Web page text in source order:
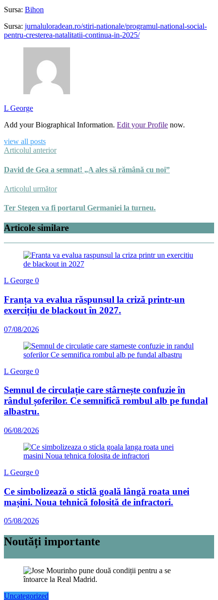
Sursa: Bihon
Sursa: jurnaluloradean.ro/stiri-nationale/programul-national-social-
pentru-cresterea-natalitatii-continua-in-2025/
L George
Add your Biographical Information. Edit your Profile now.
view all posts
Articolul anterior
David de Gea a semnat! „A ales să rămână cu noi”
Articolul următor
Ter Stegen va fi portarul Germaniei la turneu.
Articole similare
L George 0
Franța va evalua răspunsul la criză printr-un
exercițiu de blackout în 2027.
07/08/2026
L George 0
Semnul de circulație care stârnește confuzie în
rândul șoferilor. Ce semnifică rombul alb pe fundal
albastru.
06/08/2026
L George 0
Ce simbolizează o sticlă goală lângă roata unei
mașini. Noua tehnică folosită de infractori.
05/08/2026
Noutăți importante
Uncategorized